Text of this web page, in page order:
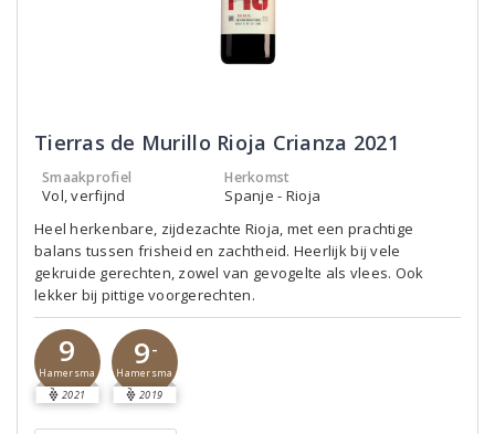
Tierras de Murillo Rioja Crianza 2021
Smaakprofiel
Vol, verfijnd
Herkomst
Spanje - Rioja
Heel herkenbare, zijdezachte Rioja, met een prachtige
balans tussen frisheid en zachtheid. Heerlijk bij vele
gekruide gerechten, zowel van gevogelte als vlees. Ook
lekker bij pittige voorgerechten.
9
Hamersma
2021
9-
Hamersma
2019